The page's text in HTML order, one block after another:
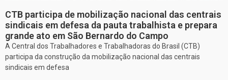
CTB participa de mobilização nacional das centrais
sindicais em defesa da pauta trabalhista e prepara
grande ato em São Bernardo do Campo
A Central dos Trabalhadores e Trabalhadoras do Brasil (CTB)
participa da construção da mobilização nacional das centrais
sindicais em defesa